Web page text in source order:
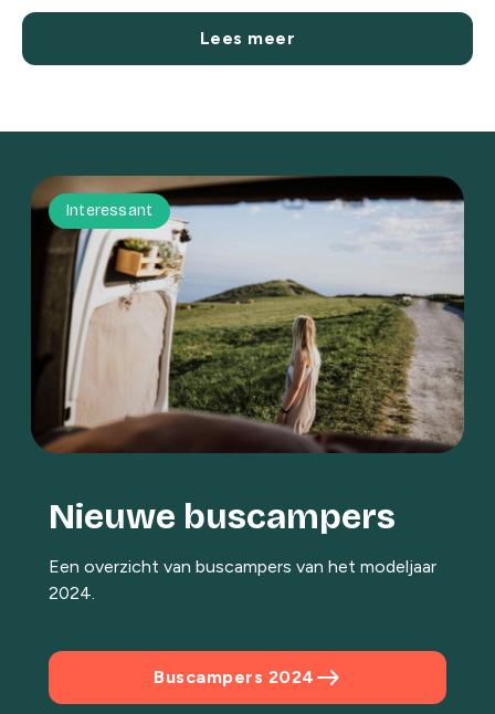
Lees meer
Interessant
Nieuwe buscampers
Een overzicht van buscampers van het modeljaar
2024.
east
Buscampers 2024